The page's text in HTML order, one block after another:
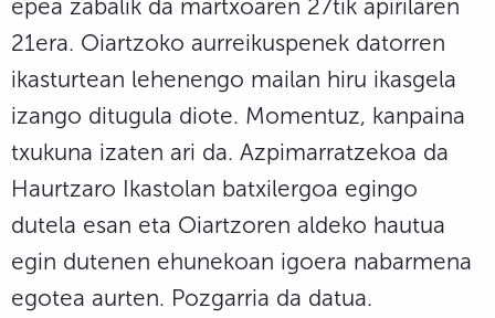
epea zabalik da martxoaren 27tik apirilaren
21era. Oiartzoko aurreikuspenek datorren
ikasturtean lehenengo mailan hiru ikasgela
izango ditugula diote. Momentuz, kanpaina
txukuna izaten ari da. Azpimarratzekoa da
Haurtzaro Ikastolan batxilergoa egingo
dutela esan eta Oiartzoren aldeko hautua
egin dutenen ehunekoan igoera nabarmena
egotea aurten. Pozgarria da datua.